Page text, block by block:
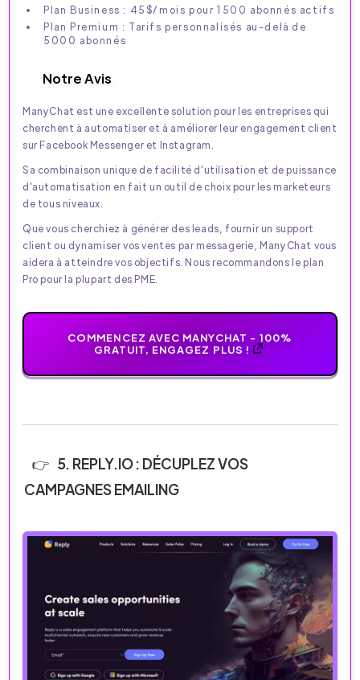
Plan Business : 45$/mois pour 1500 abonnés actifs
Plan Premium : Tarifs personnalisés au-delà de
5000 abonnés
Notre Avis
ManyChat est une excellente solution pour les entreprises qui
cherchent à automatiser et à améliorer leur engagement client
sur Facebook Messenger et Instagram.
Sa combinaison unique de facilité d'utilisation et de puissance
d'automatisation en fait un outil de choix pour les marketeurs
de tous niveaux.
Que vous cherchiez à générer des leads, fournir un support
client ou dynamiser vos ventes par messagerie, ManyChat vous
aidera à atteindre vos objectifs. Nous recommandons le plan
Pro pour la plupart des PME.
COMMENCEZ AVEC MANYCHAT - 100%
GRATUIT, ENGAGEZ PLUS !
5. REPLY.IO : DÉCUPLEZ VOS
CAMPAGNES EMAILING